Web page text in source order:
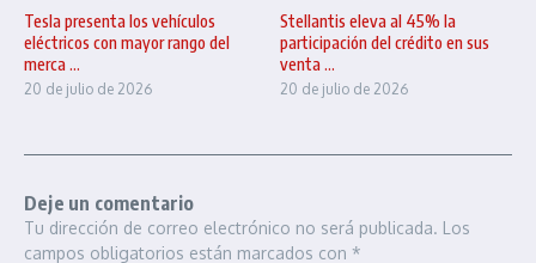
Tesla presenta los vehículos
eléctricos con mayor rango del
merca ...
20 de julio de 2026
Stellantis eleva al 45% la
participación del crédito en sus
venta ...
20 de julio de 2026
Deje un comentario
Tu dirección de correo electrónico no será publicada. Los
campos obligatorios están marcados con *